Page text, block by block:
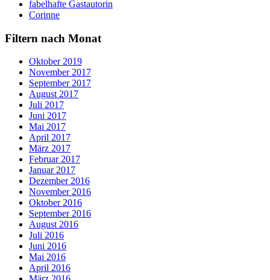
fabelhafte Gastautorin
Corinne
Filtern nach Monat
Oktober 2019
November 2017
September 2017
August 2017
Juli 2017
Juni 2017
Mai 2017
April 2017
März 2017
Februar 2017
Januar 2017
Dezember 2016
November 2016
Oktober 2016
September 2016
August 2016
Juli 2016
Juni 2016
Mai 2016
April 2016